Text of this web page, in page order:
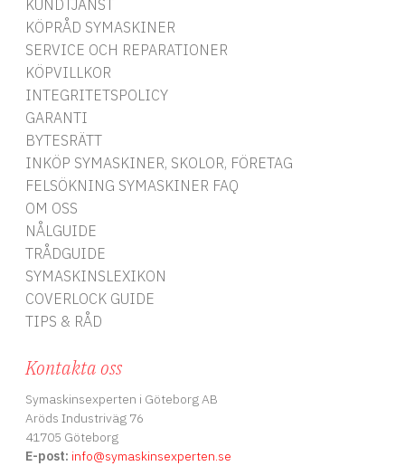
KUNDTJÄNST
KÖPRÅD SYMASKINER
SERVICE OCH REPARATIONER
KÖPVILLKOR
INTEGRITETSPOLICY
GARANTI
BYTESRÄTT
INKÖP SYMASKINER, SKOLOR, FÖRETAG
FELSÖKNING SYMASKINER FAQ
OM OSS
NÅLGUIDE
TRÅDGUIDE
SYMASKINSLEXIKON
COVERLOCK GUIDE
TIPS & RÅD
Kontakta oss
Symaskinsexperten i Göteborg AB
Aröds Industriväg 76
41705 Göteborg
E-post: info@symaskinsexperten.se